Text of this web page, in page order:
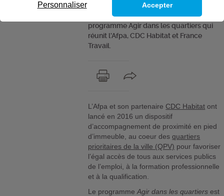
ainsi le service public au cœur des
territoires. Telle est le principe du
programme Agir dans les quartiers qui
réunit l’Afpa, CDC Habitat et France
Travail.
L’Afpa et son partenaire CDC Habitat ont
lancé en 2016 un dispositif
d’accompagnement de proximité en pied
d’immeuble, au coeur desquartiers
prioritaires de la ville (QPV) pour favoriser
l’égal accès de tous aux services publics
de l’emploi, à la formation professionnelle
et à la qualification.
Le programmeAgir dans les quartiersest
Personnaliser Accepter